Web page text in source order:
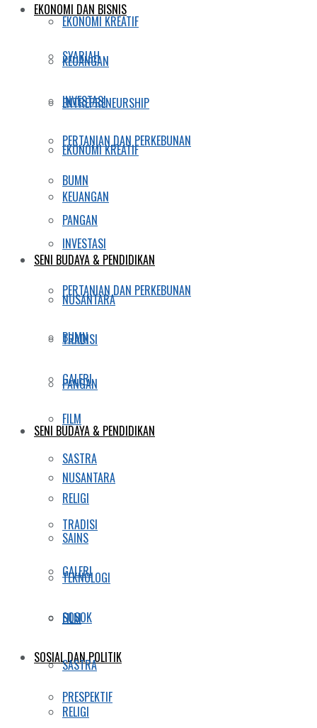
EKONOMI KREATIF
KEUANGAN
INVESTASI
PERTANIAN DAN PERKEBUNAN
BUMN
PANGAN
SENI BUDAYA & PENDIDIKAN
NUSANTARA
TRADISI
GALERI
FILM
SASTRA
RELIGI
SAINS
TEKNOLOGI
SOSOK
SOSIAL DAN POLITIK
PRESPEKTIF
EKONOMI DAN BISNIS
SYARIAH
ENTREPRENEURSHIP
EKONOMI KREATIF
KEUANGAN
INVESTASI
PERTANIAN DAN PERKEBUNAN
BUMN
PANGAN
SENI BUDAYA & PENDIDIKAN
NUSANTARA
TRADISI
GALERI
FILM
SASTRA
RELIGI